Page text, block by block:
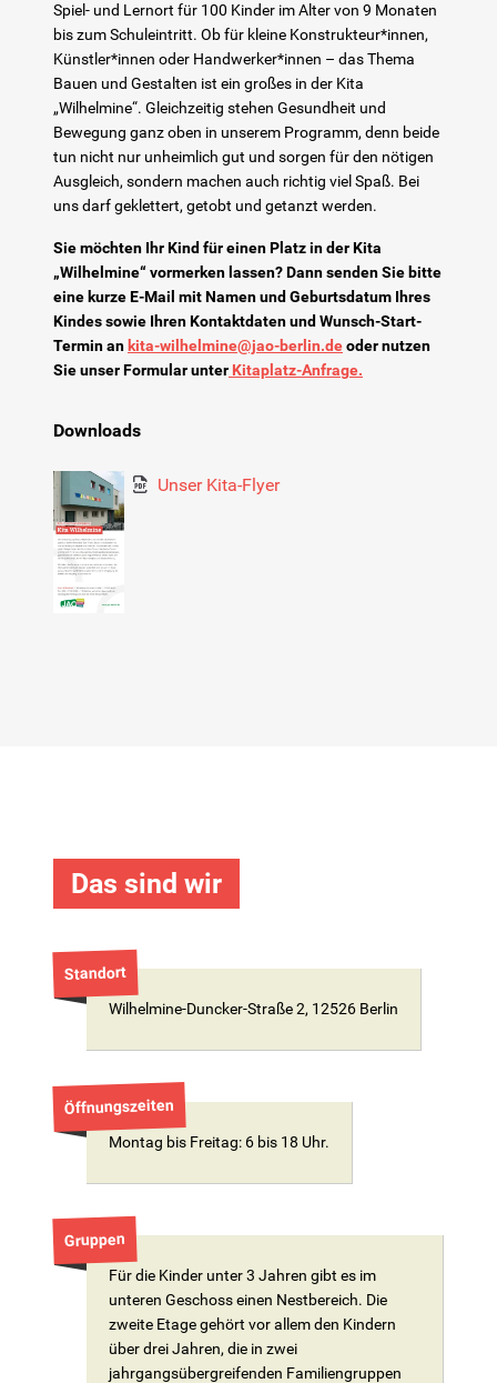
Karriere
Kontakt
Newsletter
Kinderschutz
Partizipation
Spiel- und Lernort für 100 Kinder im Alter von 9 Monaten
bis zum Schuleintritt. Ob für kleine Konstrukteur*innen,
Künstler*innen oder Handwerker*innen – das Thema
Bauen und Gestalten ist ein großes in der Kita
„Wilhelmine“. Gleichzeitig stehen Gesundheit und
Bewegung ganz oben in unserem Programm, denn beide
tun nicht nur unheimlich gut und sorgen für den nötigen
Ausgleich, sondern machen auch richtig viel Spaß. Bei
uns darf geklettert, getobt und getanzt werden.
Sie möchten Ihr Kind für einen Platz in der Kita
„Wilhelmine“ vormerken lassen? Dann senden Sie bitte
eine kurze E-Mail mit Namen und Geburtsdatum Ihres
Kindes sowie Ihren Kontaktdaten und Wunsch-Start-
Termin an kita-wilhelmine@jao-berlin.deoder nutzen
Sie unser Formular unter Kitaplatz-Anfrage.
Downloads
Unser Kita-Flyer
Das sind wir
Standort
Wilhelmine-Duncker-Straße 2, 12526 Berlin
Öffnungszeiten
Montag bis Freitag: 6 bis 18 Uhr.
Gruppen
Für die Kinder unter 3 Jahren gibt es im
unteren Geschoss einen Nestbereich. Die
zweite Etage gehört vor allem den Kindern
über drei Jahren, die in zwei
jahrgangsübergreifenden Familiengruppen